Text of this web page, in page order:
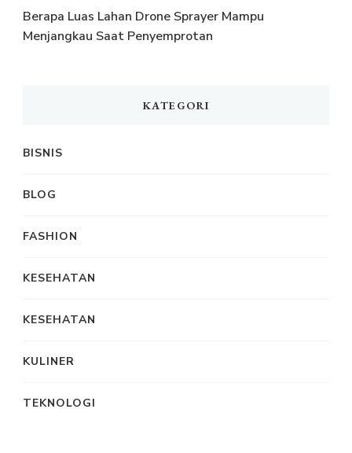
Berapa Luas Lahan Drone Sprayer Mampu
Menjangkau Saat Penyemprotan
KATEGORI
BISNIS
BLOG
FASHION
KESEHATAN
KESEHATAN
KULINER
TEKNOLOGI